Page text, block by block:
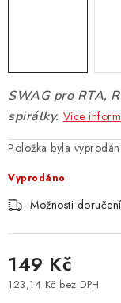
PŘÍSLUŠENSTVÍ
ZNAČKY
Vše o nákupu
Kontakty
Prodejny
SWAG pro RTA,
spirálky. Více
Položka byla
Vyprodáno
Možnosti doručení
149 Kč
123,14 Kč bez DPH